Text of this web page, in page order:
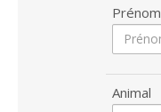
Prénom
Animal